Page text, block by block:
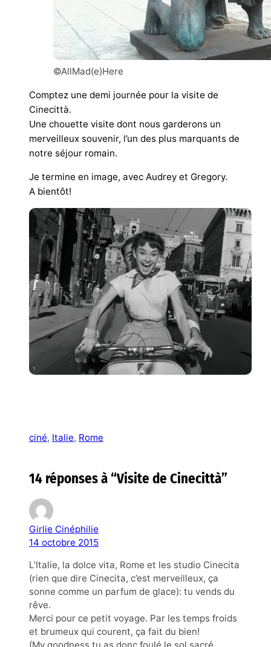
©AllMad(e)Here
Comptez une demi journée pour la visite de
Cinecittà.
Une chouette visite dont nous garderons un
merveilleux souvenir, l’un des plus marquants de
notre séjour romain.
Je termine en image, avec Audrey et Gregory.
A bientôt!
ciné, Italie, Rome
14 réponses à “Visite de Cinecittà”
Girlie Cinéphilie
14 octobre 2015
L’Italie, la dolce vita, Rome et les studio Cinecita
(rien que dire Cinecita, c’est merveilleux, ça
sonne comme un parfum de glace): tu vends du
rêve.
Merci pour ce petit voyage. Par les temps froids
et brumeux qui courent, ça fait du bien!